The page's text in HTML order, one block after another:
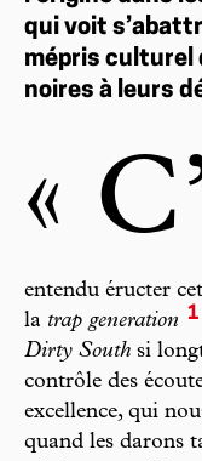
qui voit
mépris culturel
noires à leurs
«
entendu éructer
la trap generation 1
Dirty South si
contrôle des
excellence, qui
quand les darons